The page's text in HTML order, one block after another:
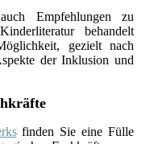
Empfehlungen zu
behandelt
gezielt nach
der Inklusion und
finden Sie eine Fülle